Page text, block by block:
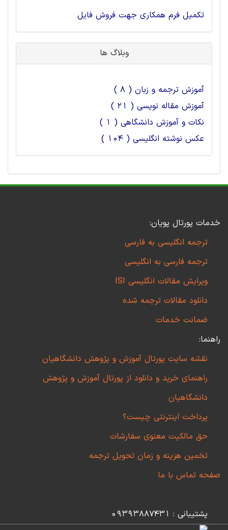
تکمیل فرم همکاری جهت فروش فایل
وبلاگ ها
آموزش ترجمه و زبان ( 8 )
آموزش مقاله نویسی ( 21 )
نکات و آموزش دانشگاهی ( 1 )
عکس نوشته انگلیسی ( 104 )
خدمات پورتال پویان:
ترجمه انگلیسی به فارسی
ترجمه فارسی به انگلیسی
ویرایش مقالات انگلیسی ISI
دانلود مقالات ترجمه شده
ضمانت خدمات
راهنما:
نقشه سایت پورتال آموزش و پژوهش دانشگاهیان
راهنمای خرید و دانلود از پورتال آموزش و پژوهش
دانشگاهیان
پرداخت اینترنتی چیست؟
حق مالکیت معنوی سفارشات
تخمین هزینه و زمان تحویل ترجمه
صفحه تماس با ما
پشتیبانی : 09393887431